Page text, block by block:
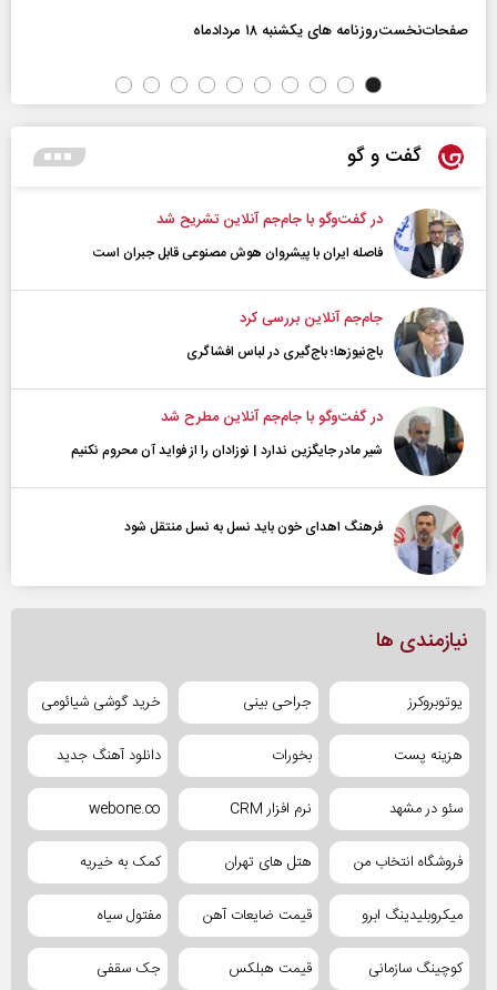
صفحات‌نخست‌روزنامه ها‌ی یکشنبه ۱۸ مردادماه
گفت و گو
در گفت‌و‌گو با جام‌جم آنلاین تشریح شد
فاصله ایران با پیشرو‌ان هوش مصنوعی قابل جبران است
جام‌جم آنلاین بررسی کرد
باج‌نیوزها؛ باج‌گیری در لباس افشاگری
در گفت‌و‌گو با جام‌جم آنلاین مطرح شد
شیر مادر جایگزین ندارد | نوزادان را از فواید آن محروم نکنیم
فرهنگ اهدای خون باید نسل به نسل منتقل شود
نیازمندی ها
یوتوبروکرز جراحی بینی خرید گوشی شیائومی
هزینه پست بخورات دانلود آهنگ جدید
سئو در مشهد نرم افزار CRM webone.co
فروشگاه انتخاب من هتل های تهران کمک به خیریه
میکروبلیدینگ ابرو قیمت ضایعات آهن مفتول سیاه
کوچینگ سازمانی قیمت هبلکس جک سقفی